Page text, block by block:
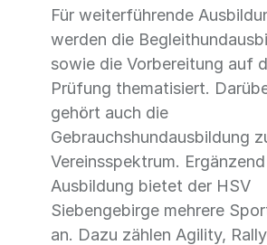
Für weiterführende
werden die
sowie die Vorbereitung auf
Prüfung thematisiert.
gehört auch die
Gebrauchshundausbildung
Vereinsspektrum.
Ausbildung bietet der HSV
Siebengebirge mehrere
an. Dazu zählen Agility,